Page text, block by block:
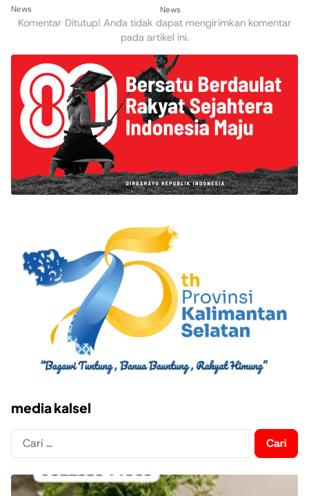
News News
Komentar Ditutup! Anda tidak dapat mengirimkan komentar
pada artikel ini.
media kalsel
Cari
untuk: